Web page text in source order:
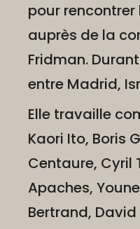
pour
auprès de la
Fridman.
entre Madrid,
Elle travaille
Kaori Ito, Boris
Centaure, Cyril
Apaches,
Bertrand,